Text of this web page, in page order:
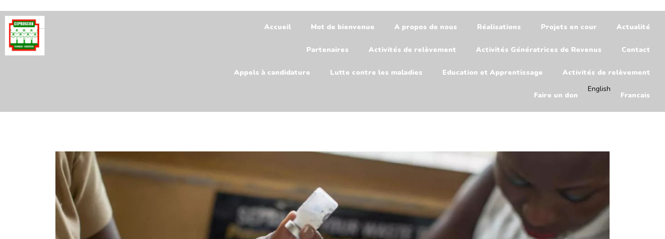
Accueil Mot de bienvenue A propos de nous Réalisations Projets en cour Actualité
Partenaires Activités de relèvement Activités Génératrices de Revenus Contact
Appels à candidature Lutte contre les maladies Education et Apprentissage Activités de relèvement
Faire un don
English
Francais